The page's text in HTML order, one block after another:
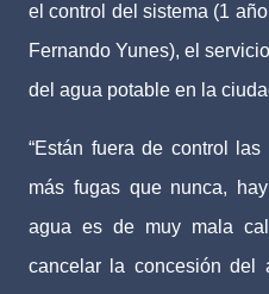
el control del sistema (1
Fernando Yunes), el
del agua potable en la
“Están fuera de control
más fugas que nunca,
agua es de muy mala
cancelar la concesión del